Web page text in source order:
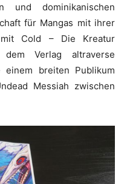
und dominikanischen
für Mangas mit ihrer
Cold – Die Kreatur
Verlag altraverse
breiten Publikum
Messiah zwischen